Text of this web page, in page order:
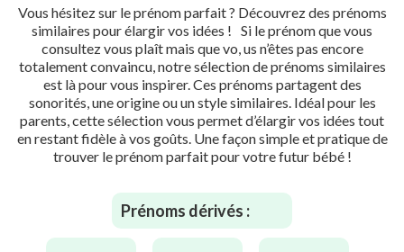
Vous hésitez sur le prénom parfait ? Découvrez des prénoms
similaires pour élargir vos idées ! Si le prénom que vous
consultez vous plaît mais que vo, us n’êtes pas encore
totalement convaincu, notre sélection de prénoms similaires
est là pour vous inspirer. Ces prénoms partagent des
sonorités, une origine ou un style similaires. Idéal pour les
parents, cette sélection vous permet d’élargir vos idées tout
en restant fidèle à vos goûts. Une façon simple et pratique de
trouver le prénom parfait pour votre futur bébé !
Prénoms dérivés :